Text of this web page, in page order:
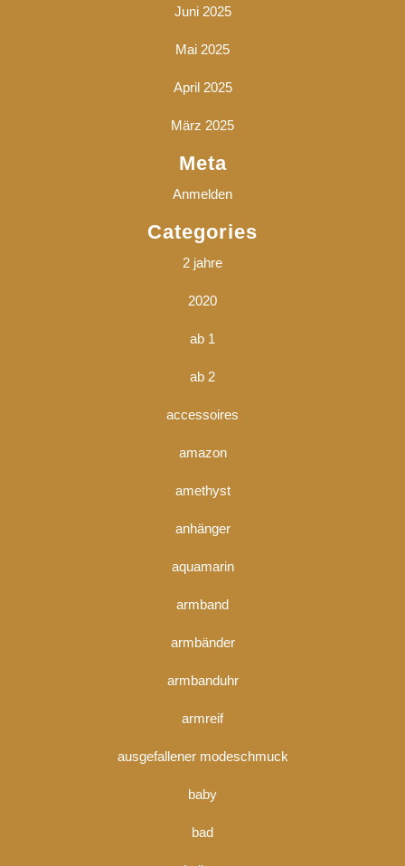
Juni 2025
Mai 2025
April 2025
März 2025
Meta
Anmelden
Categories
2 jahre
2020
ab 1
ab 2
accessoires
amazon
amethyst
anhänger
aquamarin
armband
armbänder
armbanduhr
armreif
ausgefallener modeschmuck
baby
bad